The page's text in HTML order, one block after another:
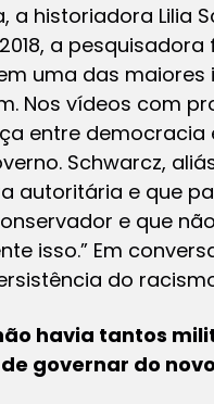
a historiadora Lilia
a
uma das
Nos vídeos com
entre
Schwarcz,
autoritária e que
e que
isso.” Em
do
havia tantos
governar do